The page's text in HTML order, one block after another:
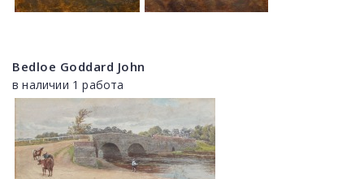
Bedloe Goddard John
в наличии 1 работа